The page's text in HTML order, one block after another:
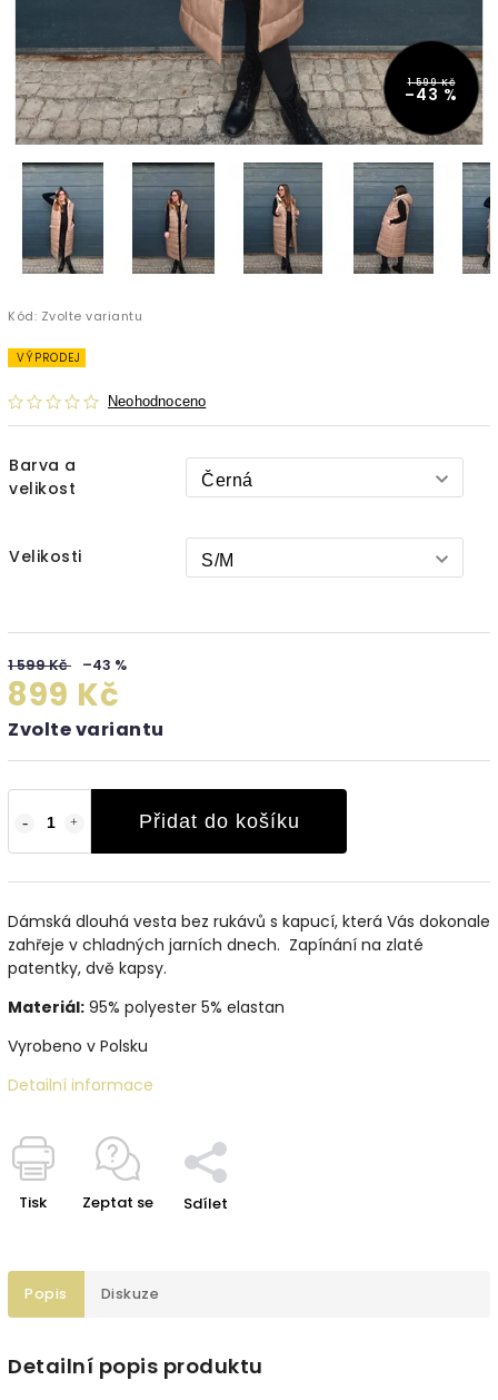
1 599 Kč
–43 %
Kód: Zvolte variantu
VÝPRODEJ
Neohodnoceno
Barva a
velikost
Velikosti
1 599 Kč –43 %
899 Kč
Zvolte variantu
Přidat do košíku
Dámská dlouhá vesta bez rukávů s kapucí, která Vás dokonale
zahřeje v chladných jarních dnech. Zapínání na zlaté
patentky, dvě kapsy.
Materiál: 95% polyester 5% elastan
Vyrobeno v Polsku
Detailní informace
Tisk Zeptat se Sdílet
Popis Diskuze
Detailní popis produktu